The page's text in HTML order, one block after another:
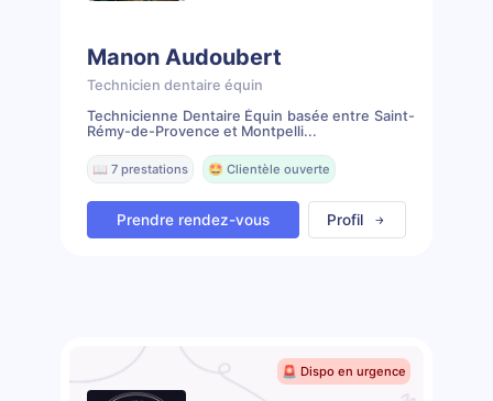
Manon Audoubert
Technicien dentaire équin
Technicienne Dentaire Équin basée entre Saint-
Rémy-de-Provence et Montpelli...
📖 7 prestations 🤩 Clientèle ouverte
Prendre rendez-vous Profil
🚨 Dispo en urgence